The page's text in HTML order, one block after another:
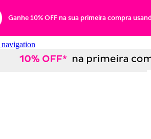
Ganhe 10% OFF na sua primeira compra